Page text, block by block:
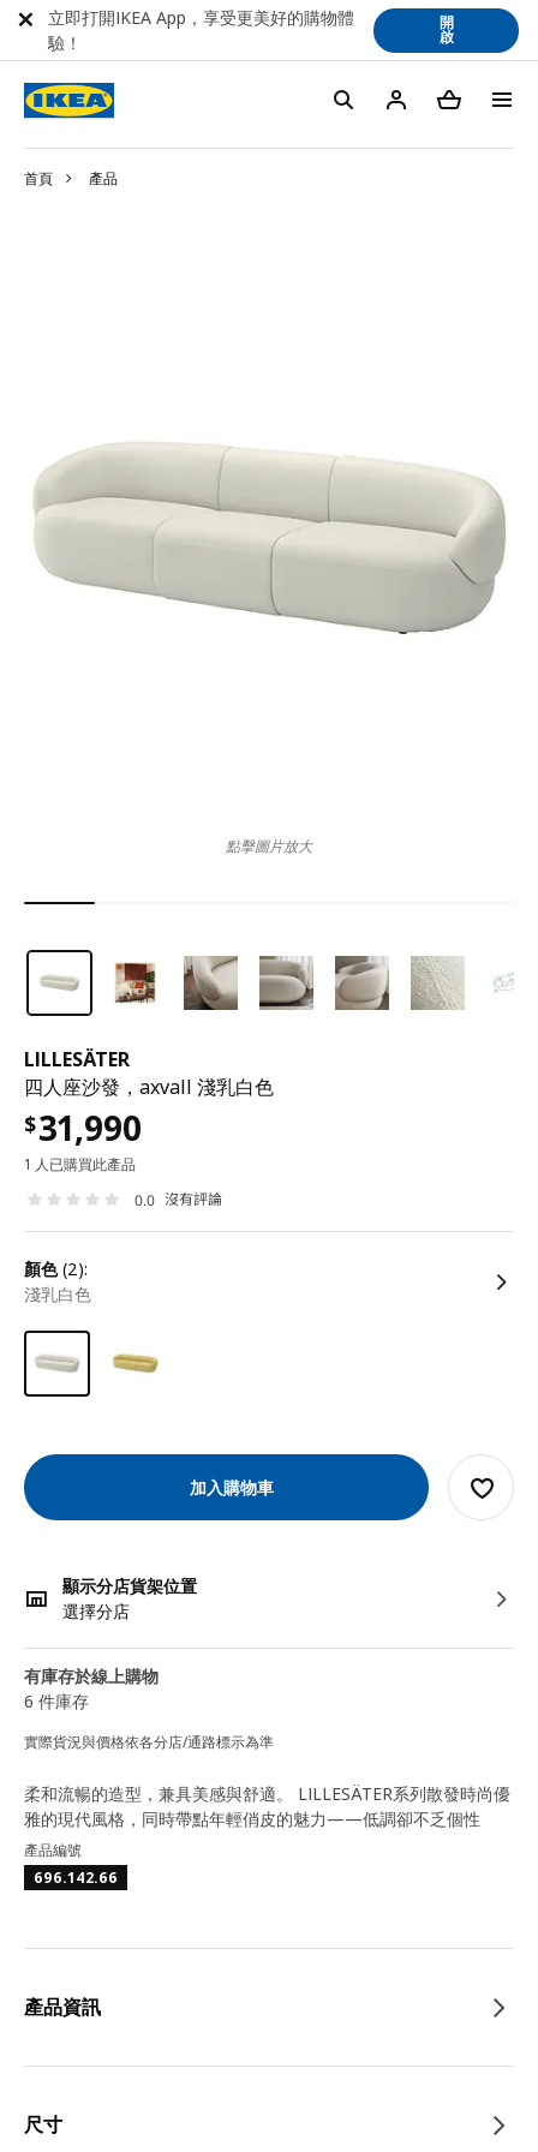
首頁 產品
LILLESÄTER
四人座沙發，axvall 淺乳白色
$31,990
1 人已購買此產品
0.0 沒有評論
顏色(2):
淺乳白色
加入購物車
顯示分店貨架位置
選擇分店
有庫存於線上購物
6 件庫存
實際貨況與價格依各分店/通路標示為準
點擊圖片放大
柔和流暢的造型，兼具美感與舒適。 LILLESÄTER系列散發時尚優
雅的現代風格，同時帶點年輕俏皮的魅力——低調卻不乏個性
產品編號
696.142.66
產品資訊
尺寸
立即打開IKEA App，享受更美好的購物體
驗！
開
啟